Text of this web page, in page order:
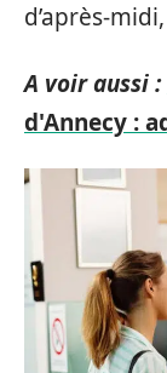
d’après-
A voir aussi :
d'Annecy :